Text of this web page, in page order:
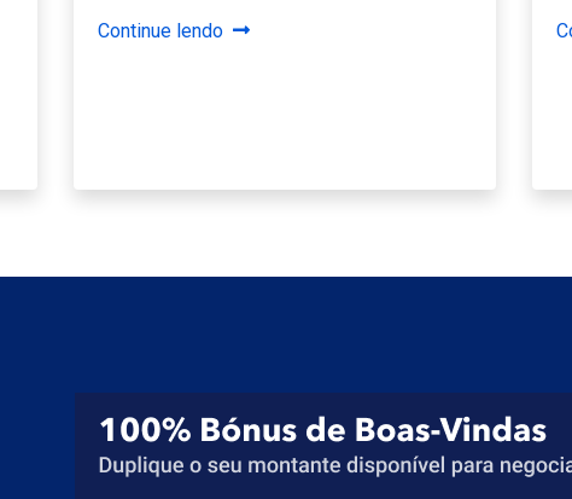
Continue lendo